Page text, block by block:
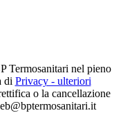
Termosanitari nel pieno
di Privacy - ulteriori
o la cancellazione